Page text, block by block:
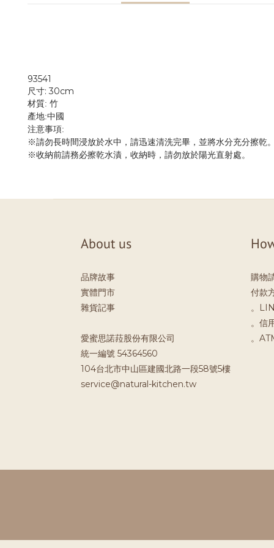
93541
尺寸: 30cm
材質: 竹
產地:中國
注意事項:
※請勿長時間浸放於水中，請迅速清洗完畢，並將水分充分擦乾
※收納前請務必擦乾水漬，收納時，請勿放於陽光直射處。
About us
品牌故事
實體門市
雜貨記事
愛蜜思諾菈股份有限公司
統一編號 54364560
104台北市中山區建國北路一段58號5樓
service@natural-kitchen.tw
購物
付款
。
。信
。